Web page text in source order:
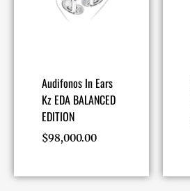
Audifonos In Ears
Kz EDA BALANCED
EDITION
$98,000.00